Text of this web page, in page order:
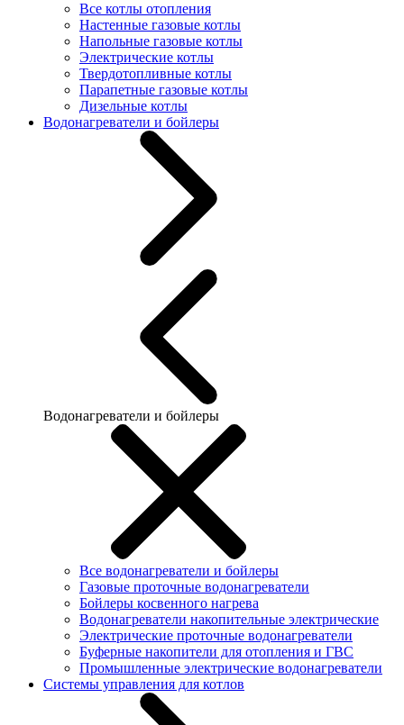
Все котлы отопления
Настенные газовые котлы
Напольные газовые котлы
Электрические котлы
Твердотопливные котлы
Парапетные газовые котлы
Дизельные котлы
Водонагреватели и бойлеры
Водонагреватели и бойлеры
Все водонагреватели и бойлеры
Газовые проточные водонагреватели
Бойлеры косвенного нагрева
Водонагреватели накопительные электрические
Электрические проточные водонагреватели
Буферные накопители для отопления и ГВС
Промышленные электрические водонагреватели
Системы управления для котлов